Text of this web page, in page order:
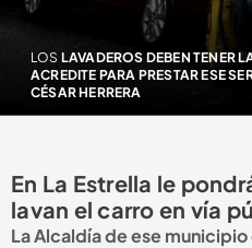
LOS LAVADEROS DEBEN TENER
ACREDITE PARA PRESTAR ESE
CÉSAR HERRERA
En La Estrella le
lavan el carro en vía
La Alcaldía de ese